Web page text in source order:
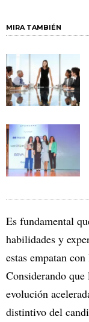
MIRA TAMBIÉN
Es fundamental
habilidades y
estas empatan
Considerando que
evolución
distintivo del